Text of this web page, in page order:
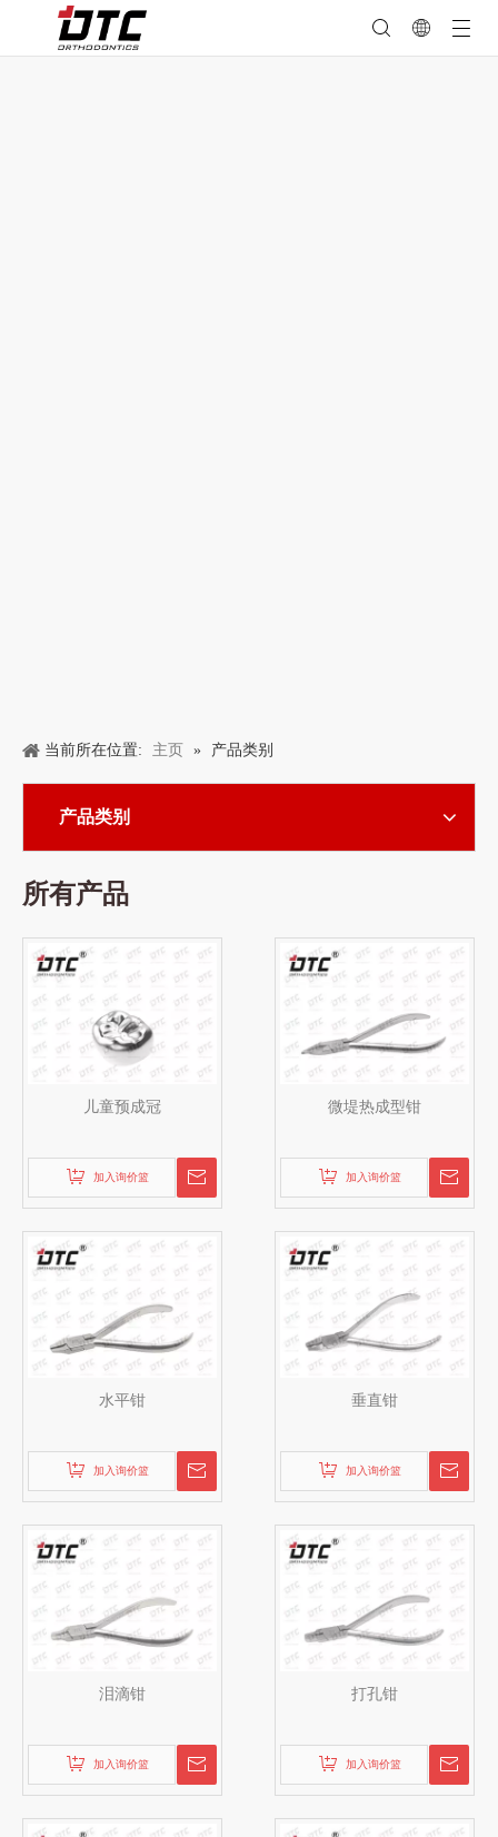
当前所在位置: 主页 » 产品类别
产品类别
所有产品
儿童预成冠
加入询价篮
微堤热成型钳
加入询价篮
水平钳
加入询价篮
垂直钳
加入询价篮
泪滴钳
加入询价篮
打孔钳
加入询价篮